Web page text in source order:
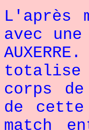
L'après
avec
totalise
corps
de cette
match